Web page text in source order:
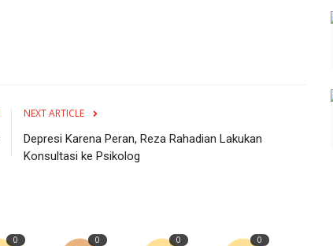
NEXT ARTICLE
Depresi Karena Peran, Reza Rahadian Lakukan
Konsultasi ke Psikolog
0 0 0 0